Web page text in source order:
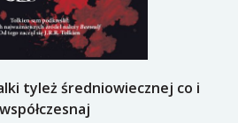
tyleż średniowiecznej co i
współczesnaj